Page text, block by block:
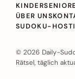
KINDER
ÜBER UNS
SUDOKU-
© 2026 Daily-
Rätsel, täglich